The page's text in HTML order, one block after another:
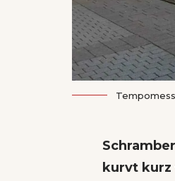
kurvt kurz